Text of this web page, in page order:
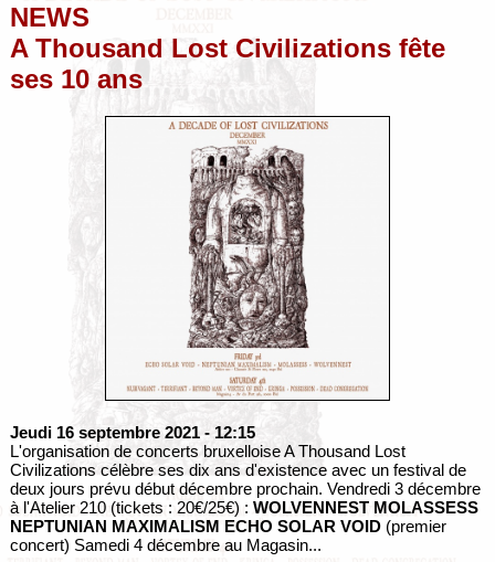
NEWS
A Thousand Lost Civilizations fête
ses 10 ans
Jeudi 16 septembre 2021 - 12:15
L'organisation de concerts bruxelloise A Thousand Lost
Civilizations célèbre ses dix ans d'existence avec un festival de
deux jours prévu début décembre prochain. Vendredi 3 décembre
à l'Atelier 210 (tickets : 20€/25€) : WOLVENNEST MOLASSESS
NEPTUNIAN MAXIMALISM ECHO SOLAR VOID(premier
concert) Samedi 4 décembre au Magasin...